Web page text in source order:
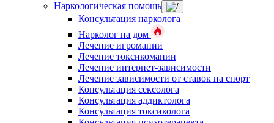
Наркологическая помощь
Консультация нарколога
Нарколог на дом
Лечение игромании
Лечение токсикомании
Лечение интернет-зависимости
Лечение зависимости от ставок на спорт
Консультация сексолога
Консультация аддиктолога
Консультация токсиколога